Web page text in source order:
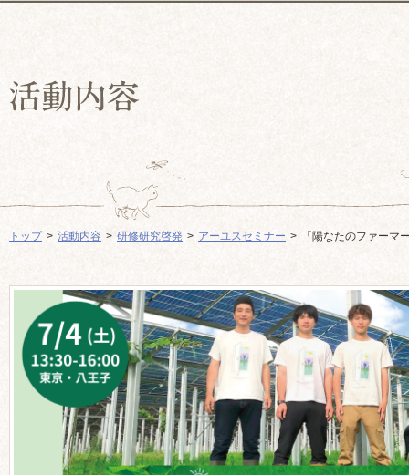
トップ 活動内容 研修研究啓発 アーユスセミナー 「陽なたのファーマ